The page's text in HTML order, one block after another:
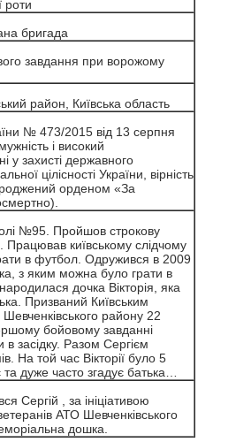
роти
бригада
завдання при ворожому
район, Київська область
№ 473/2015 від 13 серпня
і високий
у захисті державного
цілісності України, вірність
орденом «За
№95. Пройшов строкову
київському слідчому
в футбол. Одружився в 2009
з яким можна було грати в
дочка Вікторія, яка
Призваний Київським
Шевченківського району 22
бойовому завданні
засідку. Разом Сергієм
На той час Вікторії було 5
дуже часто згадує батька…
Сергій , за ініціативою
АТО Шевченківського
дошка.